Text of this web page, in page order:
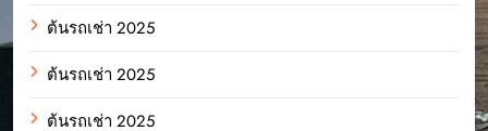
ต้นรถเช่า 2025
ต้นรถเช่า 2025
ต้นรถเช่า 2025